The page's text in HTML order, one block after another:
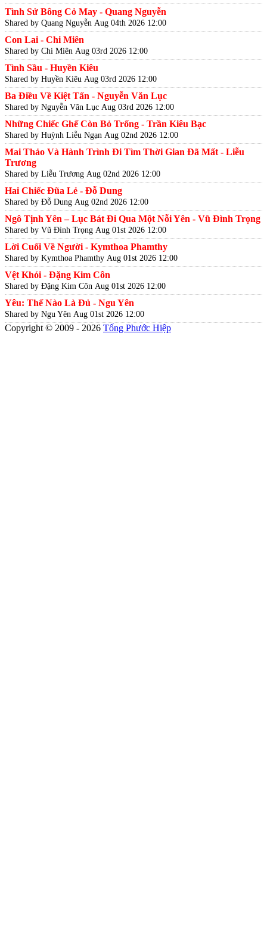
Tình Sử Bông Cỏ May - Quang Nguyễn
Shared by Quang Nguyễn Aug 04th 2026 12:00
Con Lai - Chi Miên
Shared by Chi Miên Aug 03rd 2026 12:00
Tình Sầu - Huyền Kiêu
Shared by Huyền Kiêu Aug 03rd 2026 12:00
Ba Điều Về Kiệt Tấn - Nguyễn Văn Lục
Shared by Nguyễn Văn Lục Aug 03rd 2026 12:00
Những Chiếc Ghế Còn Bỏ Trống - Trần Kiêu Bạc
Shared by Huỳnh Liễu Ngạn Aug 02nd 2026 12:00
Mai Thảo Và Hành Trình Đi Tìm Thời Gian Đã Mất - Liễu
Trương
Shared by Liễu Trương Aug 02nd 2026 12:00
Hai Chiếc Đũa Lẻ - Đỗ Dung
Shared by Đỗ Dung Aug 02nd 2026 12:00
Ngô Tịnh Yên – Lục Bát Đi Qua Một Nỗi Yên - Vũ Đình Trọng
Shared by Vũ Đình Trọng Aug 01st 2026 12:00
Lời Cuối Về Người - Kymthoa Phamthy
Shared by Kymthoa Phamthy Aug 01st 2026 12:00
Vệt Khói - Đặng Kim Côn
Shared by Đặng Kim Côn Aug 01st 2026 12:00
Yêu: Thế Nào Là Đủ - Ngu Yên
Shared by Ngu Yên Aug 01st 2026 12:00
Copyright © 2009 - 2026 Tống Phước Hiệp